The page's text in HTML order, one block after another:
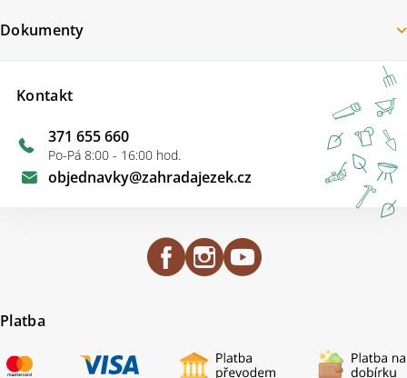
Kontakt
objednavky@zahradajezek.cz
371 655 660
Po-Pá 8:00 - 16:00 hod.
Dokumenty
Platba